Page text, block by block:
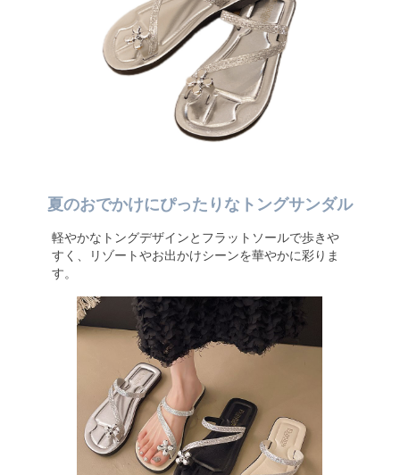
夏のおでかけにぴったりなトングサンダル
軽やかなトングデザインとフラットソールで歩きや
すく、リゾートやお出かけシーンを華やかに彩りま
す。